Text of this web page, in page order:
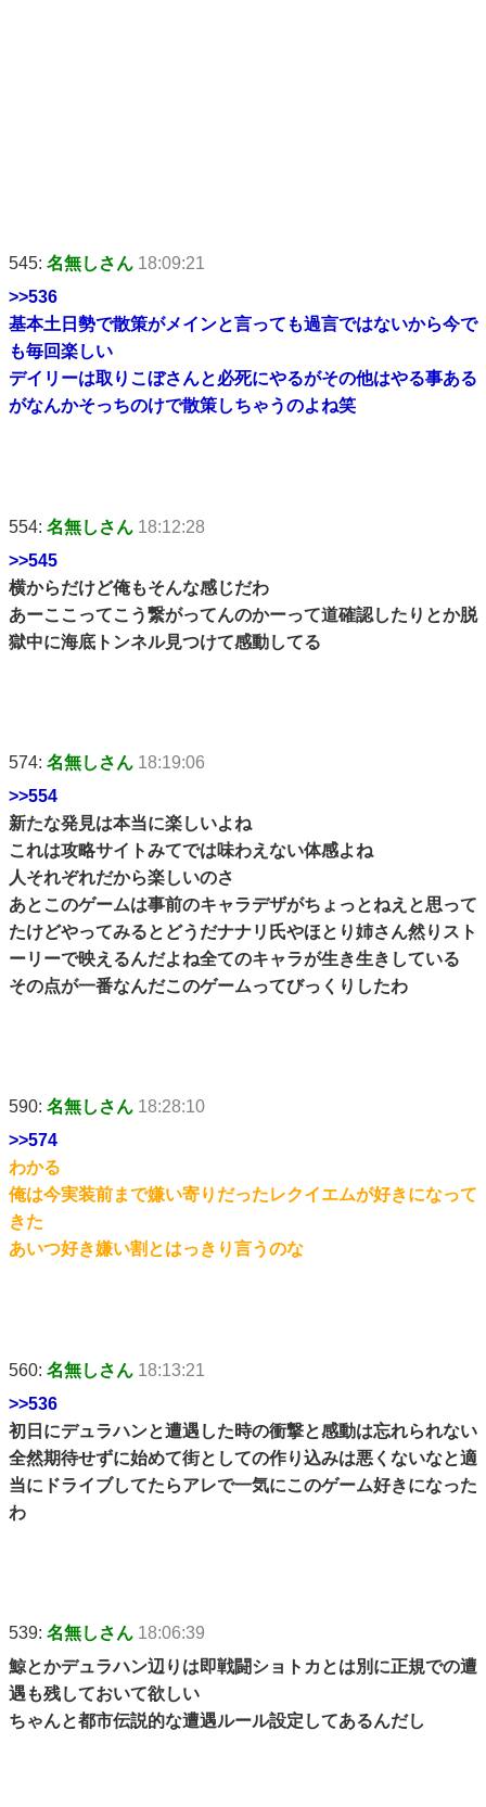
545: 名無しさん 18:09:21
>>536
基本土日勢で散策がメインと言っても過言ではないから今で
も毎回楽しい
デイリーは取りこぼさんと必死にやるがその他はやる事ある
がなんかそっちのけで散策しちゃうのよね笑
554: 名無しさん 18:12:28
>>545
横からだけど俺もそんな感じだわ
あーここってこう繋がってんのかーって道確認したりとか脱
獄中に海底トンネル見つけて感動してる
574: 名無しさん 18:19:06
>>554
新たな発見は本当に楽しいよね
これは攻略サイトみてでは味わえない体感よね
人それぞれだから楽しいのさ
あとこのゲームは事前のキャラデザがちょっとねえと思って
たけどやってみるとどうだナナリ氏やほとり姉さん然りスト
ーリーで映えるんだよね全てのキャラが生き生きしている
その点が一番なんだこのゲームってびっくりしたわ
590: 名無しさん 18:28:10
>>574
わかる
俺は今実装前まで嫌い寄りだったレクイエムが好きになって
きた
あいつ好き嫌い割とはっきり言うのな
560: 名無しさん 18:13:21
>>536
初日にデュラハンと遭遇した時の衝撃と感動は忘れられない
全然期待せずに始めて街としての作り込みは悪くないなと適
当にドライブしてたらアレで一気にこのゲーム好きになった
わ
539: 名無しさん 18:06:39
鯨とかデュラハン辺りは即戦闘ショトカとは別に正規での遭
遇も残しておいて欲しい
ちゃんと都市伝説的な遭遇ルール設定してあるんだし